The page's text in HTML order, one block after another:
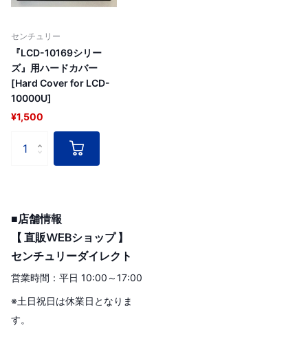
センチュリー
『LCD-10169シリー
ズ』用ハードカバー
[Hard Cover for LCD-
10000U]
¥1,500
■店舗情報
【 直販WEBショップ 】
センチュリーダイレクト
営業時間：平日 10:00～17:00
※土日祝日は休業日となりま
す。